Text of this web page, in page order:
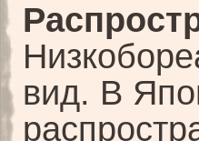
вид. В